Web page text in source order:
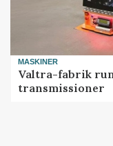
MASKINER
Valtra-fabrik
transmissioner